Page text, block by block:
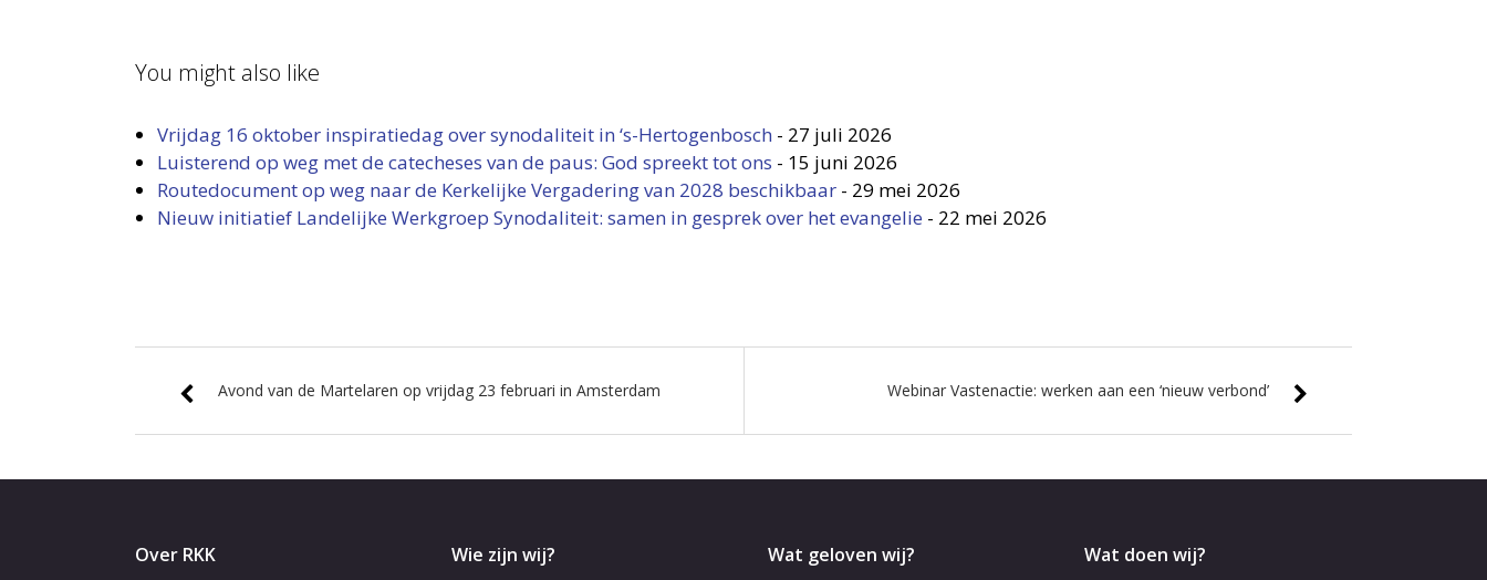
You might also like
Vrijdag 16 oktober inspiratiedag over synodaliteit in ‘s-Hertogenbosch - 27 juli 2026
Luisterend op weg met de catecheses van de paus: God spreekt tot ons - 15 juni 2026
Routedocument op weg naar de Kerkelijke Vergadering van 2028 beschikbaar - 29 mei 2026
Nieuw initiatief Landelijke Werkgroep Synodaliteit: samen in gesprek over het evangelie - 22 mei 2026
Avond van de Martelaren op vrijdag 23 februari in Amsterdam Webinar Vastenactie: werken aan een ‘nieuw verbond’
Over RKK Wie zijn wij? Wat geloven wij? Wat doen wij?